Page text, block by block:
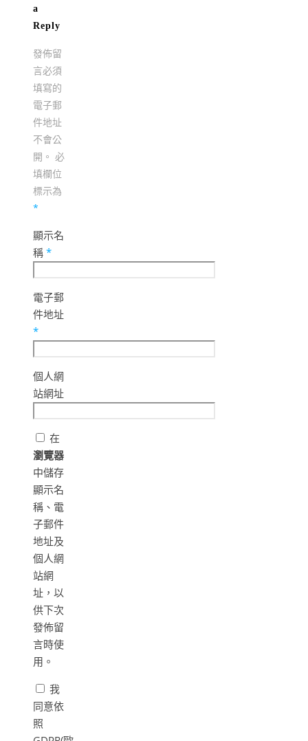
a
Reply
發佈留
言必須
填寫的
電子郵
件地址
不會公
開。 必
填欄位
標示為
*
顯示名
稱 *
電子郵
件地址
*
個人網
站網址
在
瀏覽器
中儲存
顯示名
稱、電
子郵件
地址及
個人網
站網
址，以
供下次
發佈留
言時使
用。
我
同意依
照